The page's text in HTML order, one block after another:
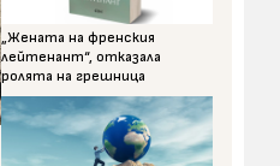
„Жената на френския
лейтенант“, отказала
ролята на грешница